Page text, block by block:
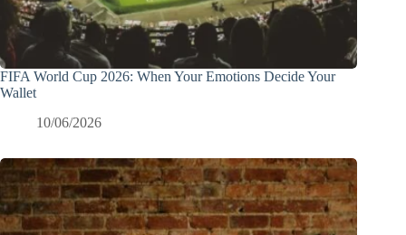
FIFA World Cup 2026: When Your Emotions Decide Your
Wallet
10/06/2026